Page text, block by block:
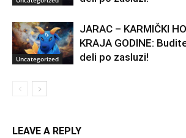
Uncategorized
JARAC – KARMIČKI
KRAJA GODINE:
deli po zasluzi!
LEAVE A REPLY